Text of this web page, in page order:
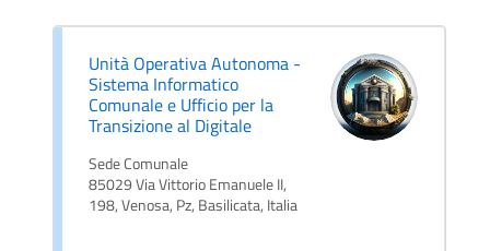
Unità Operativa Autonoma -
Sistema Informatico
Comunale e Ufficio per la
Transizione al Digitale
Sede Comunale
85029 Via Vittorio Emanuele II,
198, Venosa, Pz, Basilicata, Italia